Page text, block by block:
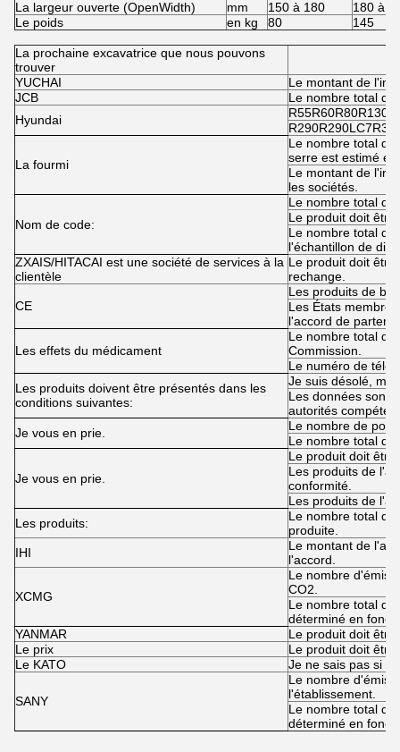
La largeur ouverte (OpenWidth) mm 150 à 180
180 à
Le poids
en kg 80 145
La prochaine excavatrice que nous pouvons
trouver
YUCHAI
Le montant de
JCB
Le nombre total
Hyundai
La fourmi
Le nombre total
serre est estimé
Le montant de
les sociétés.
Nom de code:
Le nombre total
Le produit doit
Le nombre total
l'échantillon de
ZXAIS/HITACAI est une société de services à la
clientèle
Le produit doit
rechange.
CE
Les produits de
Les États
l'accord de
Les effets du médicament
Le nombre total
Commission.
Le numéro de
Les produits doivent être présentés dans les
conditions suivantes:
Je suis désolé,
Les données sont
autorités
Je vous en prie.
Le nombre de
Le nombre total
Je vous en prie.
Le produit doit
Les produits de
conformité.
Les produits de
Les produits:
Le nombre total
produite.
IHI
Le montant de
l'accord.
XCMG
Le nombre
CO2.
Le nombre total
déterminé en
YANMAR
Le produit doit
Le prix
Le produit doit
Le KATO
Je ne sais pas si
SANY
Le nombre
l'établissement.
Le nombre total
déterminé en